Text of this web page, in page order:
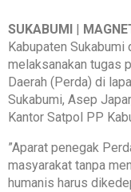
SUKABUMI
Kabupaten
melaksanakan tugas
Daerah (Perda) di
Sukabumi, Asep
Kantor Satpol PP
‎”Aparat penegak
masyarakat tanpa
humanis harus